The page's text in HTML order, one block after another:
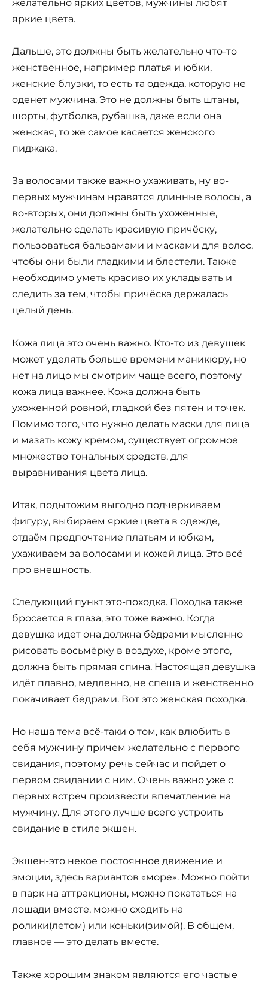
желательно ярких цветов, мужчины любят
яркие цвета.
Дальше, это должны быть желательно что-то
женственное, например платья и юбки,
женские блузки, то есть та одежда, которую не
оденет мужчина. Это не должны быть штаны,
шорты, футболка, рубашка, даже если она
женская, то же самое касается женского
пиджака.
За волосами также важно ухаживать, ну во-
первых мужчинам нравятся длинные волосы, а
во-вторых, они должны быть ухоженные,
желательно сделать красивую причёску,
пользоваться бальзамами и масками для волос,
чтобы они были гладкими и блестели. Также
необходимо уметь красиво их укладывать и
следить за тем, чтобы причёска держалась
целый день.
Кожа лица это очень важно. Кто-то из девушек
может уделять больше времени маникюру, но
нет на лицо мы смотрим чаще всего, поэтому
кожа лица важнее. Кожа должна быть
ухоженной ровной, гладкой без пятен и точек.
Помимо того, что нужно делать маски для лица
и мазать кожу кремом, существует огромное
множество тональных средств, для
выравнивания цвета лица.
Итак, подытожим выгодно подчеркиваем
фигуру, выбираем яркие цвета в одежде,
отдаём предпочтение платьям и юбкам,
ухаживаем за волосами и кожей лица. Это всё
про внешность.
Следующий пункт это-походка. Походка также
бросается в глаза, это тоже важно. Когда
девушка идет она должна бёдрами мысленно
рисовать восьмёрку в воздухе, кроме этого,
должна быть прямая спина. Настоящая девушка
идёт плавно, медленно, не спеша и женственно
покачивает бёдрами. Вот это женская походка.
Но наша тема всё-таки о том, как влюбить в
себя мужчину причем желательно с первого
свидания, поэтому речь сейчас и пойдет о
первом свидании с ним. Очень важно уже с
первых встреч произвести впечатление на
мужчину. Для этого лучше всего устроить
свидание в стиле экшен.
Экшен-это некое постоянное движение и
эмоции, здесь вариантов «море». Можно пойти
в парк на аттракционы, можно покататься на
лошади вместе, можно сходить на
ролики(летом) или коньки(зимой). В общем,
главное — это делать вместе.
Также хорошим знаком являются его частые